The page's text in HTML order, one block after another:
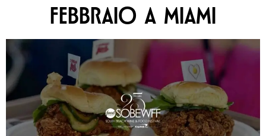
FEBBRAIO A MIAMI